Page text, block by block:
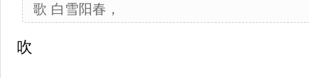
歌 白雪阳春，
吹